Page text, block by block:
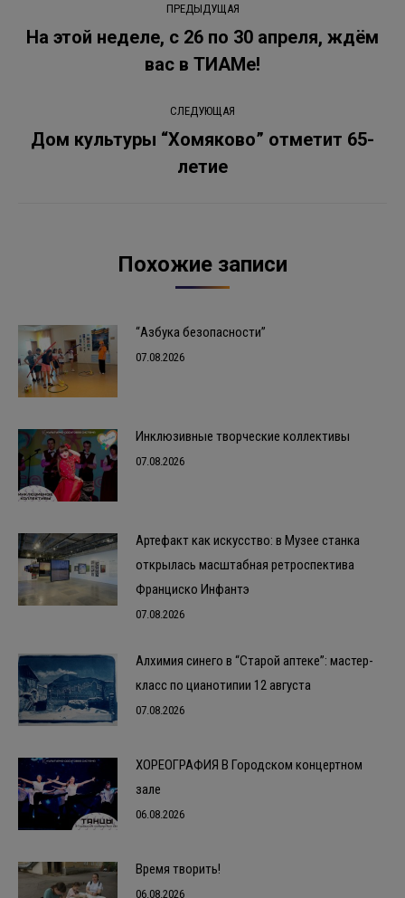
по
ПРЕДЫДУЩАЯ
Предыдущая
запись:
На этой неделе, с 26 по 30 апреля, ждём
вас в ТИАМе!
СЛЕДУЮЩАЯ
Следующая
запись:
Дом культуры “Хомяково” отметит 65-
летие
Похожие записи
“Азбука безопасности”
07.08.2026
Инклюзивные творческие коллективы
07.08.2026
Артефакт как искусство: в Музее станка
открылась масштабная ретроспектива
Франциско Инфантэ
07.08.2026
Алхимия синего в “Старой аптеке”: мастер-
класс по цианотипии 12 августа
07.08.2026
ХОРЕОГРАФИЯ В Городском концертном
зале
06.08.2026
Время творить!
06.08.2026